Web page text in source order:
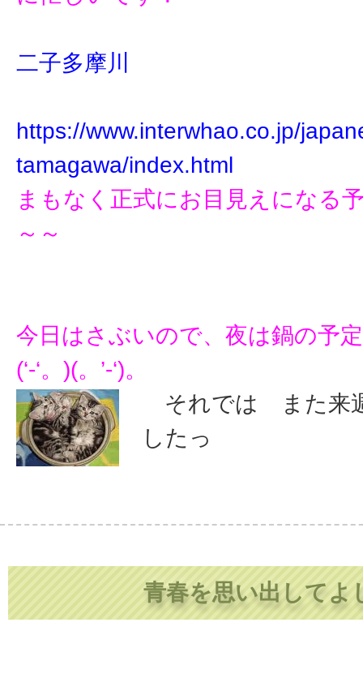
二子多摩川
https://www.interwhao.co.jp/
tamagawa/index.html
まもなく正式にお目見えになる
～～
今日はさぶいので、夜は鍋の
(‘-‘。)(。’-‘)。
それでは また来
したっ
青春を思い出してよ